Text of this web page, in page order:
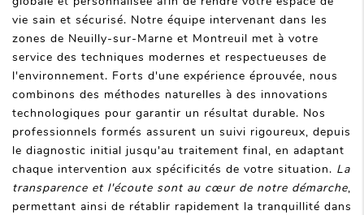
vie sain et sécurisé. Notre équipe intervenant dans les
zones de Neuilly-sur-Marne et Montreuil met à votre
service des techniques modernes et respectueuses de
l'environnement. Forts d'une expérience éprouvée, nous
combinons des méthodes naturelles à des innovations
technologiques pour garantir un résultat durable. Nos
professionnels formés assurent un suivi rigoureux, depuis
le diagnostic initial jusqu'au traitement final, en adaptant
chaque intervention aux spécificités de votre situation. La
transparence et l'écoute sont au cœur de notre démarche,
permettant ainsi de rétablir rapidement la tranquillité dans